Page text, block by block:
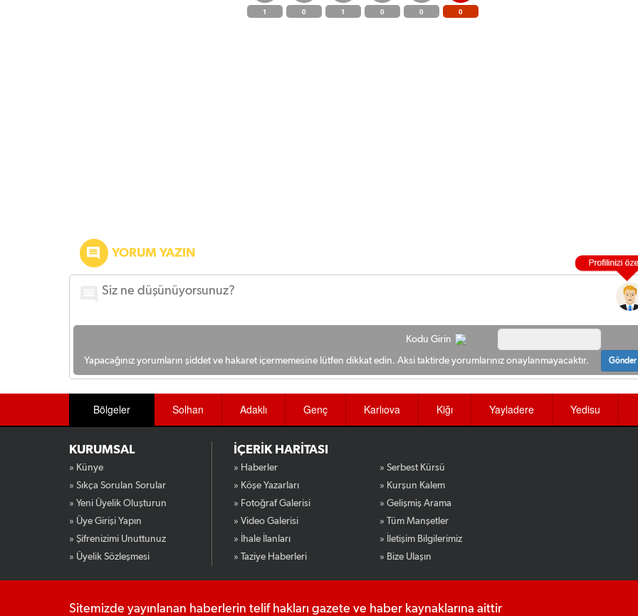
1 0 1 0 0 0
YORUM YAZIN
Kodu Girin
Yapacağınız yorumların şiddet ve hakaret içermemesine lütfen dikkat edin. Aksi taktirde yorumlarınız onaylanmayacaktır. Gönder
Bölgeler Solhan Adaklı Genç Karlıova Kiğı Yayladere Yedisu
KURUMSAL
» Künye
» Sıkça Sorulan Sorular
» Yeni Üyelik Oluşturun
» Üye Girişi Yapın
» Şifrenizimi Unuttunuz
» Üyelik Sözleşmesi
İÇERİK HARİTASI
» Haberler
» Köşe Yazarları
» Fotoğraf Galerisi
» Video Galerisi
» İhale İlanları
» Taziye Haberleri
» Serbest Kürsü
» Kurşun Kalem
» Gelişmiş Arama
» Tüm Manşetler
» İletişim Bilgilerimiz
» Bize Ulaşın
Sitemizde yayınlanan haberlerin telif hakları gazete ve haber kaynaklarına aittir